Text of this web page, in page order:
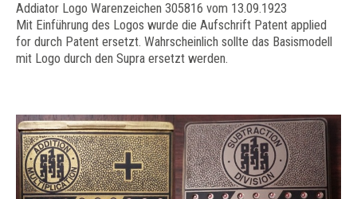
Addiator Logo Warenzeichen 305816 vom 13.09.1923
Mit Einführung des Logos wurde die Aufschrift Patent applied
for durch Patent ersetzt. Wahrscheinlich sollte das Basismodell
mit Logo durch den Supra ersetzt werden.